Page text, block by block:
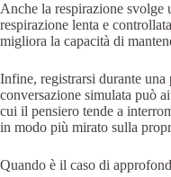
Anche la respirazione svolge
respirazione lenta e
migliora la capacità di
Infine, registrarsi durante una
conversazione simulata può
cui il pensiero tende a
in modo più mirato sulla
Quando è il caso di